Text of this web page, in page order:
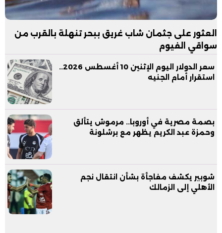
العثور على جثمان شاب غريق ببحر تنهلة بالقرب من
سواقي الفيوم
سعر الدولار اليوم الإثنين 10 أغسطس 2026..
استقرار أمام الجنيه
بصمة مصرية في أوروبا.. مرموش يتألق
وحمزة عبد الكريم يظهر مع برشلونة
شوبير يكشف مفاجأة بشأن انتقال نجم
الأهلي إلى الزمالك